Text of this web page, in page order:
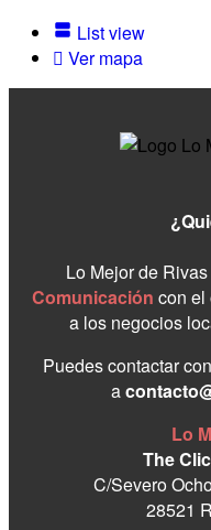
List view
Ver mapa
Lo Mejor de
Comunicación con el
a los negocios
Puedes contactar
a
Lo
The
C/Severo
28521